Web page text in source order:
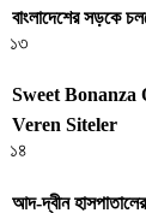
বাংলাদেশের সড়কে
১৩
Sweet Bonanza
Veren Siteler
১৪
আদ-দ্বীন হাসপাতালের